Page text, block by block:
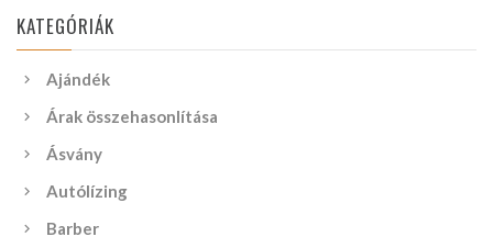
KATEGÓRIÁK
Ajándék
Árak összehasonlítása
Ásvány
Autólízing
Barber